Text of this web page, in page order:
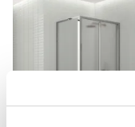
Acciaio
Colore